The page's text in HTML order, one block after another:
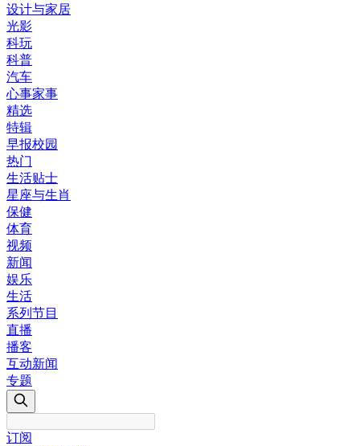
设计与家居
光影
科玩
科普
汽车
心事家事
精选
特辑
早报校园
热门
生活贴士
星座与生肖
保健
体育
视频
新闻
娱乐
生活
系列节目
直播
播客
互动新闻
专题
订阅